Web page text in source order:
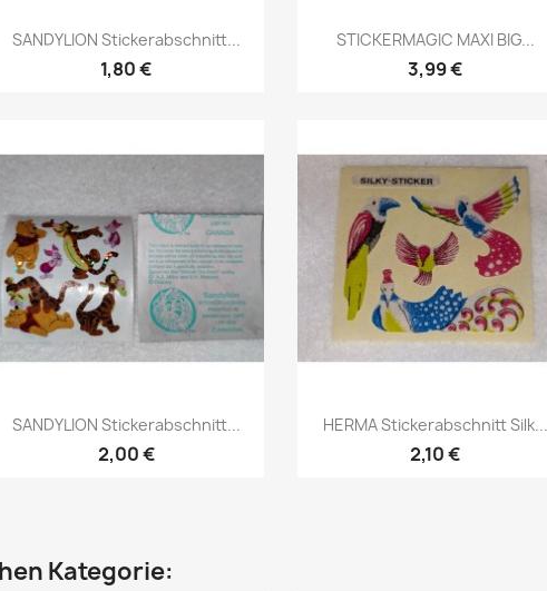
SANDYLION Stickerabschnitt...
1,80 €
STICKERMAGIC MAXI BIG...
3,99 €
SANDYLION Stickerabschnitt...
2,00 €
HERMA Stickerabschnitt Silk...
2,10 €
Kategorie: